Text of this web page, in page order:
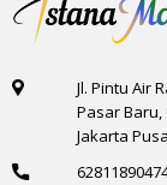
Jl. Pintu Air
Pasar
Jakarta